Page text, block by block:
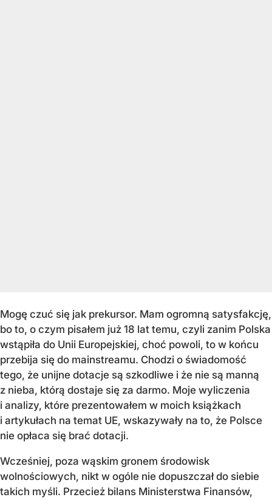
Mogę czuć się jak prekursor. Mam ogromną satysfakcję,
bo to, o czym pisałem już 18 lat temu, czyli zanim Polska
wstąpiła do Unii Europejskiej, choć powoli, to w końcu
przebija się do mainstreamu. Chodzi o świadomość
tego, że unijne dotacje są szkodliwe i że nie są manną
z nieba, którą dostaje się za darmo. Moje wyliczenia
i analizy, które prezentowałem w moich książkach
i artykułach na temat UE, wskazywały na to, że Polsce
nie opłaca się brać dotacji.
Wcześniej, poza wąskim gronem środowisk
wolnościowych, nikt w ogóle nie dopuszczał do siebie
takich myśli. Przecież bilans Ministerstwa Finansów,